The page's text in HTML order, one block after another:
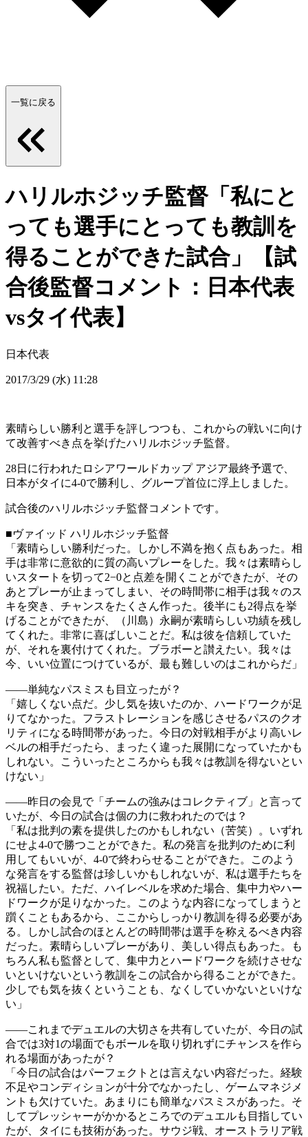
一覧に戻る
ハリルホジッチ監督「私にと
っても選手にとっても教訓を
得ることができた試合」【試
合後監督コメント：日本代表
vsタイ代表】
日本代表
2017/3/29 (水) 11:28
素晴らしい勝利と選手を評しつつも、これからの戦いに向け
て改善すべき点を挙げたハリルホジッチ監督。
28日に行われたロシアワールドカップ アジア最終予選で、
日本がタイに4-0で勝利し、グループ首位に浮上しました。
試合後のハリルホジッチ監督コメントです。
■ヴァイッド ハリルホジッチ監督
「素晴らしい勝利だった。しかし不満を抱く点もあった。相
手は非常に意欲的に質の高いプレーをした。我々は素晴らし
いスタートを切って2−0と点差を開くことができたが、その
あとプレーが止まってしまい、その時間帯に相手は我々のス
キを突き、チャンスをたくさん作った。後半にも2得点を挙
げることができたが、（川島）永嗣が素晴らしい功績を残し
てくれた。非常に喜ばしいことだ。私は彼を信頼していた
が、それを裏付けてくれた。ブラボーと讃えたい。我々は
今、いい位置につけているが、最も難しいのはこれからだ」
――単純なパスミスも目立ったが？
「嬉しくない点だ。少し気を抜いたのか、ハードワークが足
りてなかった。フラストレーションを感じさせるパスのクオ
リティになる時間帯があった。今日の対戦相手がより高いレ
ベルの相手だったら、まったく違った展開になっていたかも
しれない。こういったところからも我々は教訓を得ないとい
けない」
――昨日の会見で「チームの強みはコレクティブ」と言って
いたが、今日の試合は個の力に救われたのでは？
「私は批判の素を提供したのかもしれない（苦笑）。いずれ
にせよ4-0で勝つことができた。私の発言を批判のために利
用してもいいが、4-0で終わらせることができた。このよう
な発言をする監督は珍しいかもしれないが、私は選手たちを
祝福したい。ただ、ハイレベルを求めた場合、集中力やハー
ドワークが足りなかった。このような内容になってしまうと
躓くこともあるから、ここからしっかり教訓を得る必要があ
る。しかし試合のほとんどの時間帯は選手を称えるべき内容
だった。素晴らしいプレーがあり、美しい得点もあった。も
ちろん私も監督として、集中力とハードワークを続けさせな
いといけないという教訓をこの試合から得ることができた。
少しでも気を抜くということも、なくしていかないといけな
い」
――これまでデュエルの大切さを共有していたが、今日の試
合では3対1の場面でもボールを取り切れずにチャンスを作ら
れる場面があったが？
「今日の試合はパーフェクトとは言えない内容だった。経験
不足やコンディションが十分でなかったし、ゲームマネジメ
ントも欠けていた。あまりにも簡単なパスミスがあった。そ
してプレッシャーがかかるところでのデュエルも目指してい
たが、タイにも技術があった。サウジ戦、オーストラリア戦